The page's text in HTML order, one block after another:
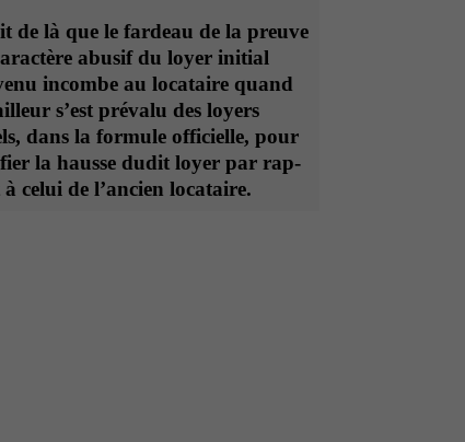
de là que le fardeau de la preuve
abusif du loy­er ini­tial
incombe au locataire quand
s’est pré­valu des loy­ers
dans la for­mule offi­cielle, pour
la hausse dudit loy­er par rap­
celui de l’an­cien locataire.